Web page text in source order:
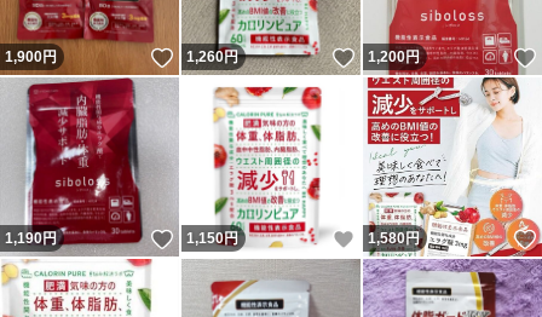
1,900円 いいね！
1,260円 いいね！
1,200円
1,190円 いいね！
1,150円 いいね！
1,580円